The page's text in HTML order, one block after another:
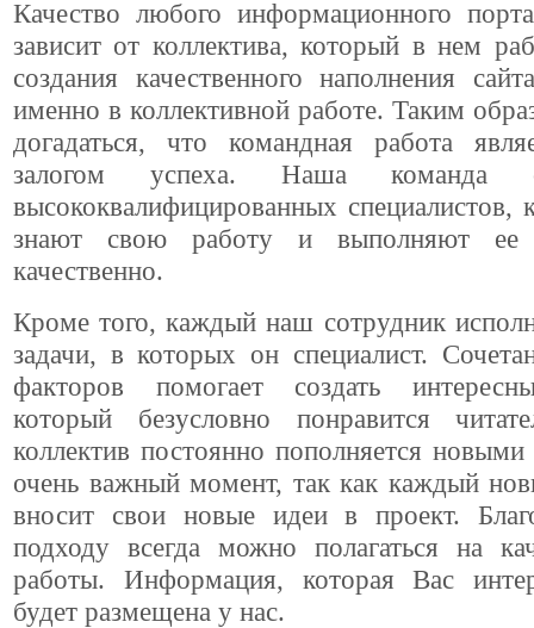
Качество любого информационного
зависит от коллектива, который в нем
создания качественного наполнения
именно в коллективной работе. Таким
догадаться, что командная работа
залогом успеха. Наша команда
высококвалифицированных специалистов,
знают свою работу и выполняют ее
качественно.
Кроме того, каждый наш сотрудник
задачи, в которых он специалист.
факторов помогает создать
который безусловно понравится
коллектив постоянно пополняется
очень важный момент, так как каждый
вносит свои новые идеи в проект.
подходу всегда можно полагаться на
работы. Информация, которая Вас
будет размещена у нас.